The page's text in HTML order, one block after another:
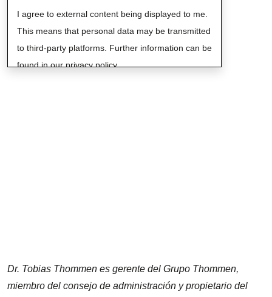
I agree to external content being displayed to me.
This means that personal data may be transmitted
to third-party platforms. Further information can be
found in our privacy policy.
Dr. Tobias Thommen es gerente del Grupo Thommen,
miembro del consejo de administración y propietario del